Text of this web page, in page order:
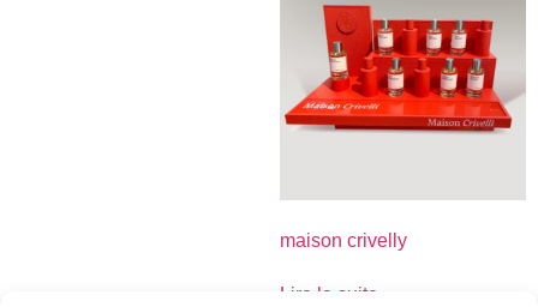
maison crivelly
Lire la suite